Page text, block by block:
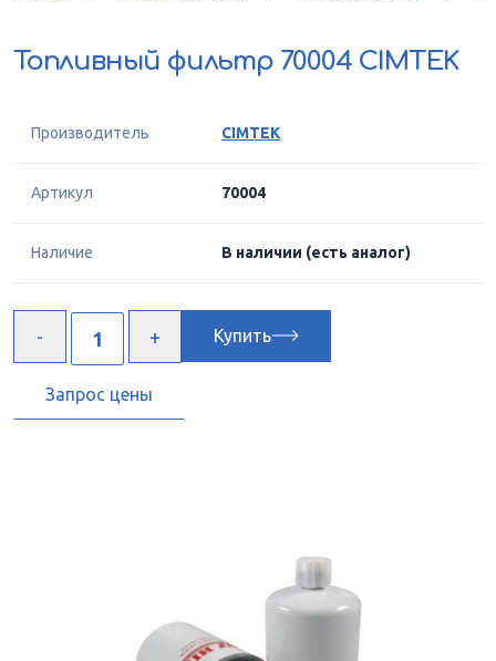
Топливный фильтр 70004 CIMTEK
Производитель CIMTEK
Артикул 70004
Наличие В наличии (есть аналог)
Купить
Запрос цены